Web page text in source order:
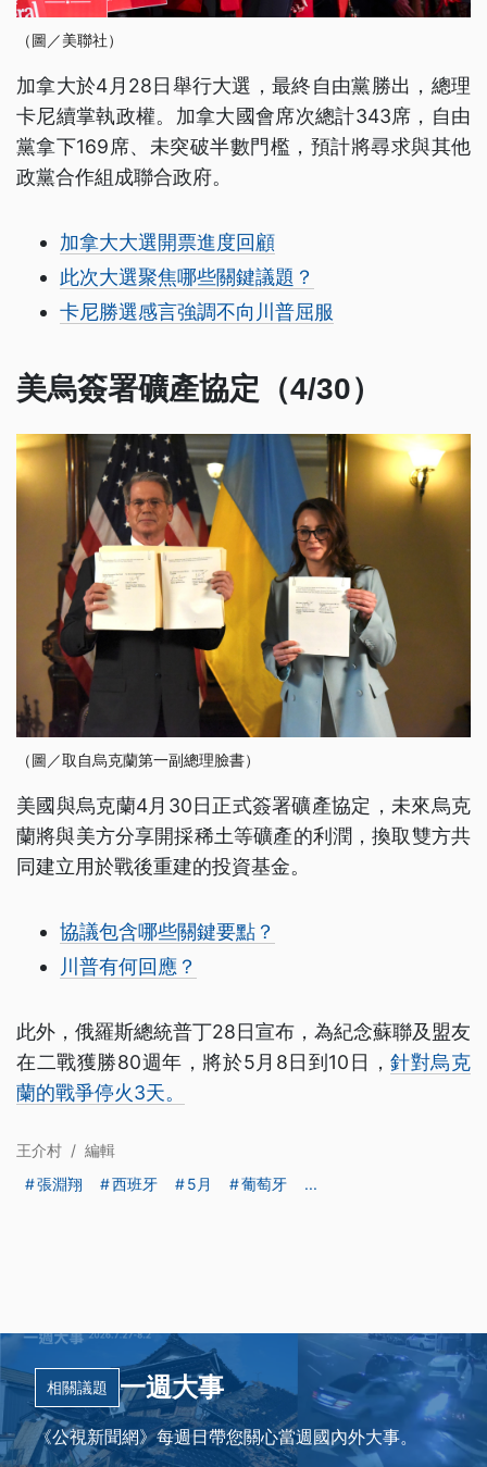
（圖／美聯社）
加拿大於4月28日舉行大選，最終自由黨勝出，總理
卡尼續掌執政權。加拿大國會席次總計343席，自由
黨拿下169席、未突破半數門檻，預計將尋求與其他
政黨合作組成聯合政府。
加拿大大選開票進度回顧
此次大選聚焦哪些關鍵議題？
卡尼勝選感言強調不向川普屈服
美烏簽署礦產協定（4/30）
（圖／取自烏克蘭第一副總理臉書）
美國與烏克蘭4月30日正式簽署礦產協定，未來烏克
蘭將與美方分享開採稀土等礦產的利潤，換取雙方共
同建立用於戰後重建的投資基金。
協議包含哪些關鍵要點？
川普有何回應？
此外，俄羅斯總統普丁28日宣布，為紀念蘇聯及盟友
在二戰獲勝80週年，將於5月8日到10日，針對烏克
蘭的戰爭停火3天。
王介村 / 編輯
張淵翔
西班牙 5月 葡萄牙 ...
相關議題 一週大事
《公視新聞網》每週日帶您關心當週國內外大事。